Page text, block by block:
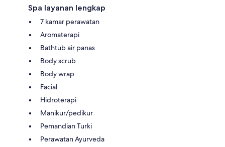
Spa layanan lengkap
7 kamar perawatan
Aromaterapi
Bathtub air panas
Body scrub
Body wrap
Facial
Hidroterapi
Manikur/pedikur
Pemandian Turki
Perawatan Ayurveda